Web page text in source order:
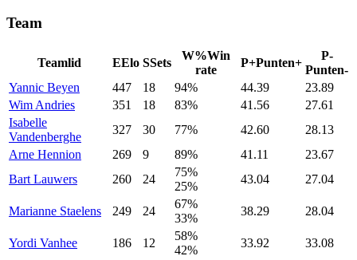
Team
Teamlid EElo SSets
W%Win
rate
P+Punten+
P-
Punten-
Yannic Beyen 447 18 94% 44.39
23.89
Wim Andries 351 18 83% 41.56
27.61
Isabelle
Vandenberghe
327 30 77% 42.60
28.13
Arne Hennion 269 9 89% 41.11
23.67
Bart Lauwers 260 24
75%
25%
43.04 27.04
Marianne Staelens 249 24
67%
33%
38.29 28.04
Yordi Vanhee 186 12
58%
42%
33.92 33.08